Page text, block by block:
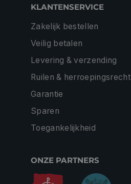
KLANTENSERVICE
Zakelijk bestellen
Veilig betalen
Levering & verzending
Ruilen & herroepingsrecht
Garantie
Sparen
Toegankelijkheid
ONZE PARTNERS